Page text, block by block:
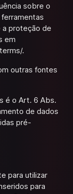
sobre o
proteção de
em
.
outras fontes
é o Art. 6 Abs.
de dados
pré-
para utilizar
para